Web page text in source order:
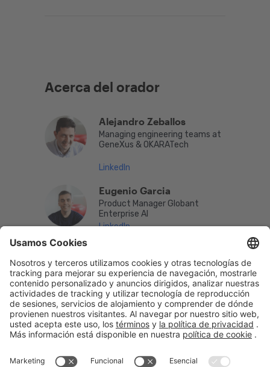
Acerca del orador
Alejandro Zeballos
Managing engineering teams at
GeneXus & OKARATech
LinkedIn
Eugenio Garcia
Product Manager Globant
Enterprise AI
LinkedIn